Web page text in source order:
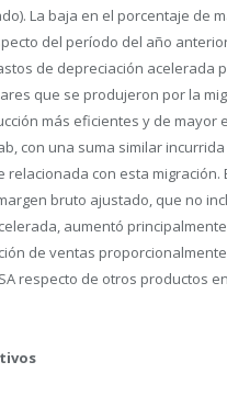
La baja en el porcentaje de
del período del año
de depreciación acelerada
que se produjeron por la
más eficientes y de mayor
con una suma similar
relacionada con esta migración.
bruto ajustado, que no
aumentó
de ventas
respecto de otros productos